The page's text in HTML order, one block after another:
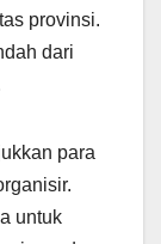
provinsi.
dari
para
untuk